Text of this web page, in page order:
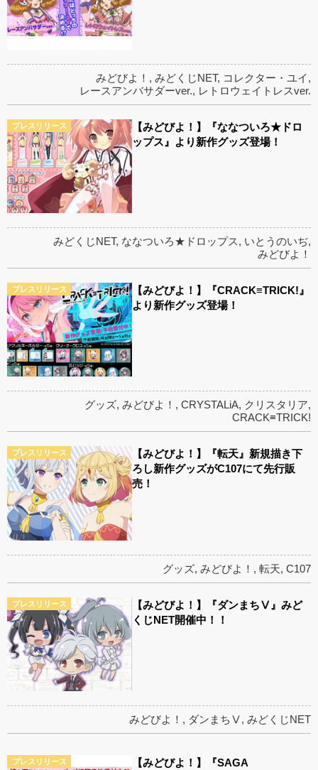
みどびよ！ , みどくじNET, コレクター・ユイ,
レースアンバサダーver., レトロウェイトレスver.
プレスリリース
【みどびよ！】『ななついろ★ドロ
ップス』より新作グッズ登場！
みどくじNET, ななついろ★ドロップス, いとうのいぢ,
みどびよ！
プレスリリース
【みどびよ！】『CRACK≡TRICK!』
より新作グッズ登場！
グッズ, みどびよ！ , CRYSTALiA, クリスタリア,
CRACK≡TRICK!
プレスリリース
【みどびよ！】『転天』新規描き下
ろし新作グッズがC107にて先行販
売！
グッズ, みどびよ！ , 転天, C107
プレスリリース
【みどびよ！】『ダンまちⅤ』みど
くじNET開催中！！
みどびよ！ , ダンまちⅤ, みどくじNET
プレスリリース
【みどびよ！】『SAGA